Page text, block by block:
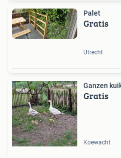
Palet
Gratis
Utrecht
Ganzen
Gratis
Koewacht